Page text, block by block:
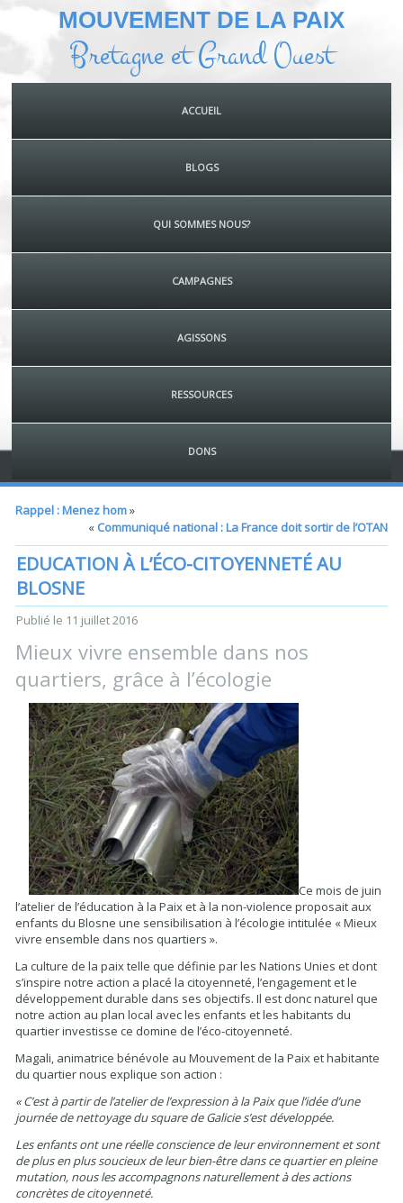
MOUVEMENT DE LA PAIX
Bretagne et Grand Ouest
ACCUEIL
BLOGS
QUI SOMMES NOUS?
CAMPAGNES
AGISSONS
RESSOURCES
DONS
Rappel : Menez hom»
« Communiqué national : La France doit sortir de l’OTAN
EDUCATION À L’ÉCO-CITOYENNETÉ AU
BLOSNE
Publié le 11 juillet 2016
Mieux vivre ensemble dans nos
quartiers, grâce à l’écologie
Ce mois de juin
l’atelier de l’éducation à la Paix et à la non-violence proposait aux
enfants du Blosne une sensibilisation à l’écologie intitulée « Mieux
vivre ensemble dans nos quartiers ».
La culture de la paix telle que définie par les Nations Unies et dont
s’inspire notre action a placé la citoyenneté, l’engagement et le
développement durable dans ses objectifs. Il est donc naturel que
notre action au plan local avec les enfants et les habitants du
quartier investisse ce domine de l’éco-citoyenneté.
Magali, animatrice bénévole au Mouvement de la Paix et habitante
du quartier nous explique son action :
« C’est à partir de l’atelier de l’expression à la Paix que l’idée d’une
journée de nettoyage du square de Galicie s’est développée.
Les enfants ont une réelle conscience de leur environnement et sont
de plus en plus soucieux de leur bien-être dans ce quartier en pleine
mutation, nous les accompagnons naturellement à des actions
concrètes de citoyenneté.